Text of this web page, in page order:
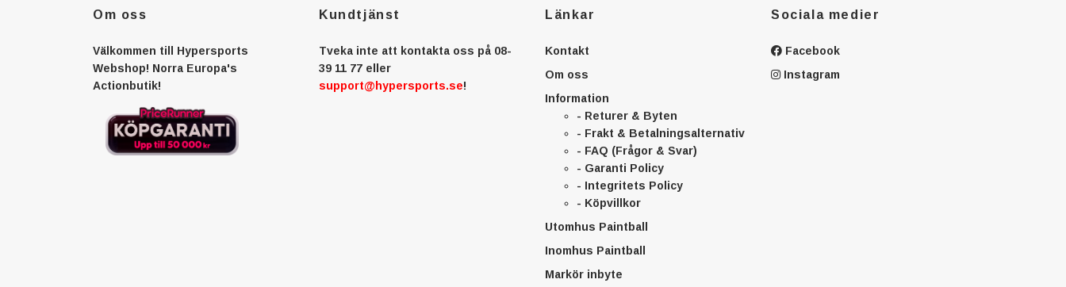
Om oss
Välkommen till Hypersports
Webshop! Norra Europa's
Actionbutik!
Kundtjänst
Tveka inte att kontakta oss på 08-
39 11 77 eller
support@hypersports.se!
Länkar
Kontakt
Om oss
Information
- Returer & Byten
- Frakt & Betalningsalternativ
- FAQ (Frågor & Svar)
- Garanti Policy
- Integritets Policy
- Köpvillkor
Utomhus Paintball
Inomhus Paintball
Markör inbyte
Sociala medier
Facebook
Instagram